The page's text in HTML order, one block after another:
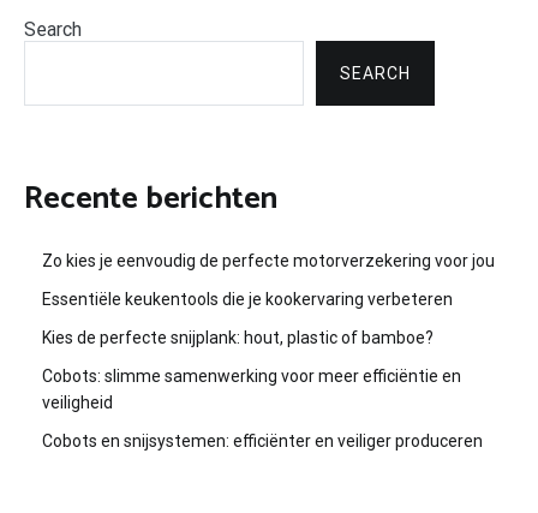
Search
SEARCH
Recente berichten
Zo kies je eenvoudig de perfecte motorverzekering voor jou
Essentiële keukentools die je kookervaring verbeteren
Kies de perfecte snijplank: hout, plastic of bamboe?
Cobots: slimme samenwerking voor meer efficiëntie en
veiligheid
Cobots en snijsystemen: efficiënter en veiliger produceren